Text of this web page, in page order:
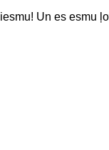
Un es esmu